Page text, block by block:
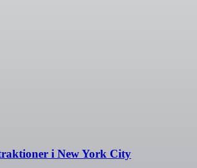
i New York City